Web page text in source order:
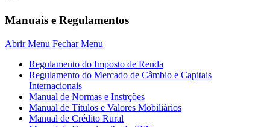
Manuais e Regulamentos
Abrir Menu Fechar Menu
Regulamento do Imposto de Renda
Regulamento do Mercado de Câmbio e Capitais
Internacionais
Manual de Normas e Instrções
Manual de Títulos e Valores Mobiliários
Manual de Crédito Rural